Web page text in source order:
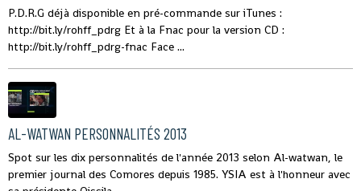
P.D.R.G déjà disponible en pré-commande sur iTunes :
http://bit.ly/rohff_pdrg Et à la Fnac pour la version CD :
http://bit.ly/rohff_pdrg-fnac Face ...
AL-WATWAN PERSONNALITÉS 2013
Spot sur les dix personnalités de l'année 2013 selon Al-watwan, le
premier journal des Comores depuis 1985. YSIA est à l'honneur avec